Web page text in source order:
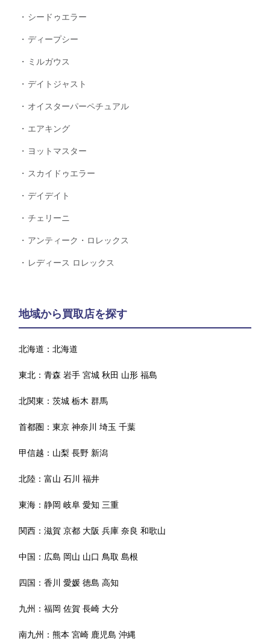
シードゥエラー
ディープシー
ミルガウス
デイトジャスト
オイスターパーペチュアル
エアキング
ヨットマスター
スカイドゥエラー
デイデイト
チェリーニ
アンティーク・ロレックス
レディース ロレックス
地域から買取店を探す
北海道：北海道
東北：青森 岩手 宮城 秋田 山形 福島
北関東：茨城 栃木 群馬
首都圏：東京 神奈川 埼玉 千葉
甲信越： 山梨 長野 新潟
北陸：富山 石川 福井
東海：静岡 岐阜 愛知 三重
関西：滋賀 京都 大阪 兵庫 奈良 和歌山
中国： 広島 岡山 山口 鳥取 島根
四国：香川 愛媛 徳島 高知
九州：福岡 佐賀 長崎 大分
南九州：熊本 宮崎 鹿児島 沖縄